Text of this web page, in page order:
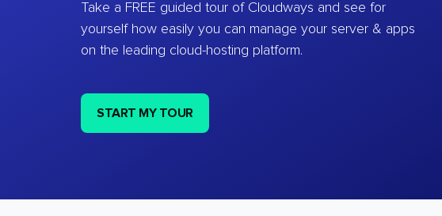
Take a FREE guided tour of Cloudways and see for
yourself how easily you can manage your server & apps
on the leading cloud-hosting platform.
START MY TOUR